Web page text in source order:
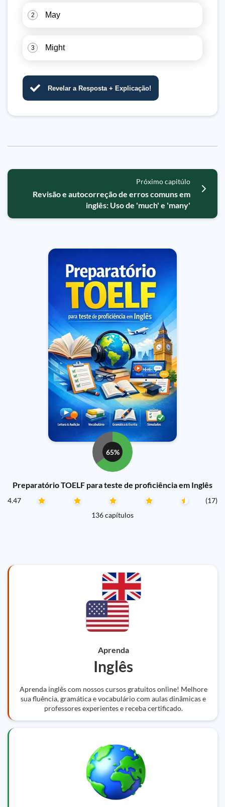
2 May
3 Might
Revelar a Resposta + Explicação!
Próximo capitúlo
Revisão e autocorreção de erros comuns em
inglês: Uso de 'much' e 'many'
65%
Preparatório TOELF para teste de proficiência em Inglês
4.47
(17)
136 capítulos
Aprenda
Inglês
Aprenda inglês com nossos cursos gratuitos online! Melhore
sua fluência, gramática e vocabulário com aulas dinâmicas e
professores experientes e receba certificado.